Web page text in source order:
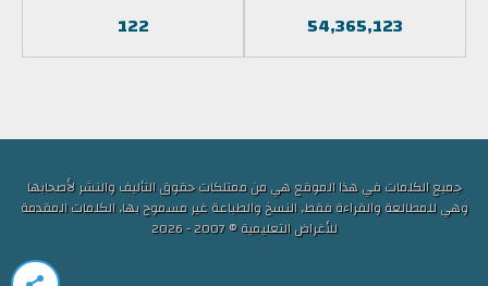
54,365,123
122
جميع الكلمات في هذا الموقع هي من ممتلكات حقوق التأليف والنشر لأصحابها
وهي للمطالعة والقراءة فقط, النسخ والطباعة غير مسموح بها, الكلمات المقدمة
للأغراض التعليمية © 2007 - 2026